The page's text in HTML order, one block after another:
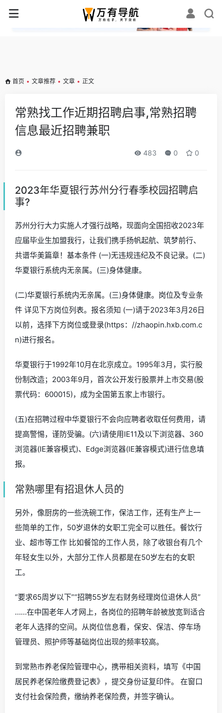
✕
首页 • 文章推荐 • 文章 • 正文
常熟找工作近期招聘启事,常熟招聘
信息最近招聘兼职
483 0 0
2023年华夏银行苏州分行春季校园招聘启
事?
苏州分行大力实施人才强行战略，现面向全国招收2023年
应届毕业生加盟我行，让我们携手扬帆起航、筑梦前行、
共谱华美篇章！基本条件 (一)无违规违纪及不良记录。(二)
华夏银行系统内无亲属。(三)身体健康。
(二)华夏银行系统内无亲属。(三)身体健康。岗位及专业条
件 详见下方岗位列表。报名须知 (一)请于2023年3月26日
以前，选择下方岗位或登录(https：//zhaopin.hxb.com.c
n)进行报名。
华夏银行于1992年10月在北京成立。1995年3月，实行股
份制改造；2003年9月，首次公开发行股票并上市交易(股
票代码：600015)，成为全国第五家上市银行。
(五)在招聘过程中华夏银行不会向应聘者收取任何费用，请
提高警惕，谨防受骗。(六)请使用IE11及以下浏览器、360
浏览器(IE兼容模式)、Edge浏览器(IE兼容模式)进行信息填
报。
常熟哪里有招退休人员的
另外，像厨房的一些洗碗工作，保洁工作，还有生产上一
些简单的工作，50岁退休的女职工完全可以胜任。餐饮行
业、超市等工作 比如餐馆的工作人员，除了收银台有几个
年轻女生以外，大部分工作人员都是在50岁左右的女职
工。
“要求65周岁以下”“招聘55岁左右财务经理岗位退休人员”
……在中国老年人才网上，各岗位的招聘年龄被放宽到适合
老年人选择的空间。从岗位信息看，保安、保洁、停车场
管理员、照护师等基础岗位出现的频率较高。
到常熟市养老保险管理中心，携带相关资料，填写《中国
居民养老保险缴费登记表》，提交身份证复印件。 在窗口
支付社会保险费，缴纳养老保险费，并签字确认。